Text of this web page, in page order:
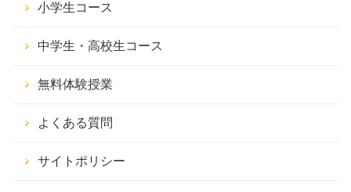
小学生コース
中学生・高校生コース
無料体験授業
よくある質問
サイトポリシー